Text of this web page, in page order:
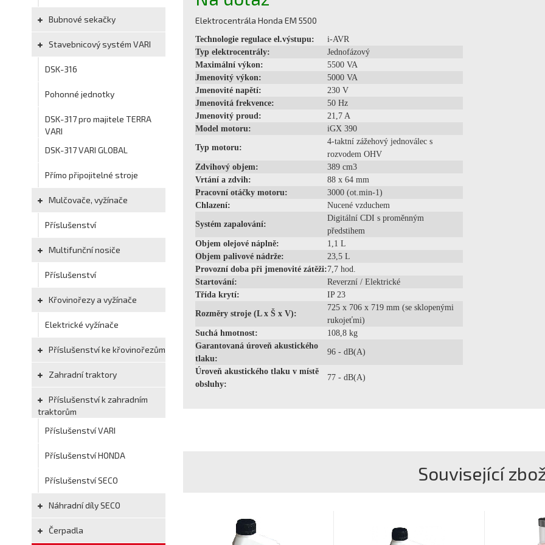
Bubnové sekačky
Stavebnicový systém VARI
DSK-316
Pohonné jednotky
DSK-317 pro majitele TERRA
VARI
DSK-317 VARI GLOBAL
Přímo připojitelné stroje
Mulčovače, vyžínače
Příslušenství
Multifunční nosiče
Příslušenství
Křovinořezy a vyžínače
Elektrické vyžínače
Příslušenství ke křovinořezům
Zahradní traktory
Příslušenství k zahradním
traktorům
Příslušenství VARI
Příslušenství HONDA
Příslušenství SECO
Náhradní díly SECO
Čerpadla
Elektrocentrála Honda EM 5500
Technologie regulace el.výstupu:
i-AVR
Typ elektrocentrály:
Jednofázový
Maximální výkon:
5500 VA
Jmenovitý výkon:
5000 VA
Jmenovité napětí:
230 V
Jmenovitá frekvence:
50 Hz
Jmenovitý proud:
21,7 A
Model motoru:
iGX 390
Typ motoru:
4-taktní zážehový jednoválec s
rozvodem OHV
Zdvihový objem:
389 cm3
Vrtání a zdvih:
88 x 64 mm
Pracovní otáčky motoru:
3000 (ot.min-1)
Chlazení:
Nucené vzduchem
Systém zapalování:
Digitální CDI s proměnným
předstihem
Objem olejové náplně:
1,1 L
Objem palivové nádrže:
23,5 L
Provozní doba při jmenovité zátěži:7,7 hod.
Startování:
Reverzní / Elektrické
Třída krytí:
IP 23
Rozměry stroje (L x Š x V):
725 x 706 x 719 mm (se sklopenými
rukojeťmi)
Suchá hmotnost:
108,8 kg
Garantovaná úroveň akustického
tlaku:
96 - dB(A)
Úroveň akustického tlaku v místě
obsluhy:
77 - dB(A)
Související